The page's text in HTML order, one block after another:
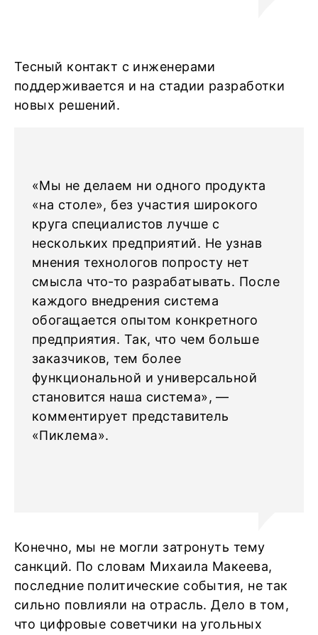
Тесный контакт с инженерами
поддерживается и на стадии разработки
новых решений.
«Мы не делаем ни одного продукта
«на столе», без участия широкого
круга специалистов лучше с
нескольких предприятий. Не узнав
мнения технологов попросту нет
смысла что-то разрабатывать. После
каждого внедрения система
обогащается опытом конкретного
предприятия. Так, что чем больше
заказчиков, тем более
функциональной и универсальной
становится наша система», —
комментирует представитель
«Пиклема».
Конечно, мы не могли затронуть тему
санкций. По словам Михаила Макеева,
последние политические события, не так
сильно повлияли на отрасль. Дело в том,
что цифровые советчики на угольных